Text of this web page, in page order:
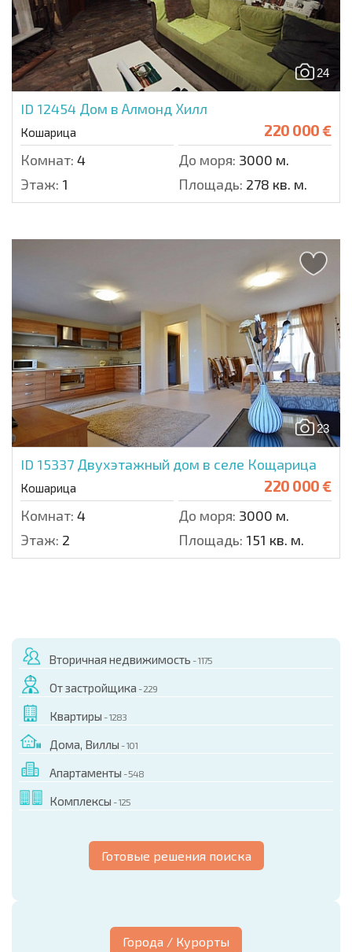
24
ID 12454 Дом в Алмонд Хилл
Кошарица 220 000 €
Комнат: 4 До моря: 3000 м.
Этаж: 1 Площадь: 278 кв. м.
23
ID 15337 Двухэтажный дом в селе Кощарица
Кошарица 220 000 €
Комнат: 4 До моря: 3000 м.
Этаж: 2 Площадь: 151 кв. м.
Вторичная недвижимость - 1175
От застройщика - 229
Квартиры - 1283
Дома, Виллы - 101
Апартаменты - 548
Комплексы - 125
Готовые решения поиска
Города / Курорты